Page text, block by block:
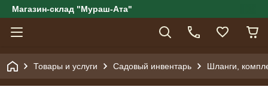
Магазин-склад "Мураш-Ата"
Товары и услуги Садовый инвентарь Шланги,